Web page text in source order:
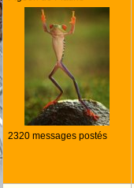
2320 messages postés